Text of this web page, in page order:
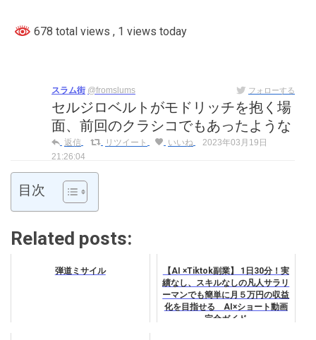
678 total views , 1 views today
スラム街 @fromslums フォローする
セルジロベルトがモドリッチを抱く場
面、前回のクラシコでもあったような
返信 リツイート いいね
2023年03月19日
21:26:04
目次
Related posts:
弾道ミサイル
【AI ×Tiktok副業】 1日30分！実
績なし、スキルなしの凡人サラリ
ーマンでも簡単に月５万円の収益
化を目指せる AI×ショート動画
完全ガイド